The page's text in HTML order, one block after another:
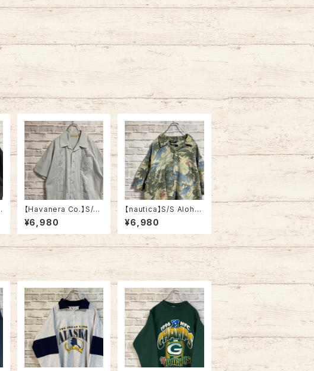
【Havanera Co.】S/S
Cuba Shirt L相当 キュ
ーバシャツ 刺繍 四つポ
ケット オープンカラーシ
ャツ 開襟シャツ ライト
ブルー アメリカ USA
¥6,980
【nautica】S/S Aloha
Shirt L 90s vintage
ノーティカ オールドノー
ティカ ヴィンテージ ア
ロハシャツ 総柄シャツ
半袖シャツ ビーチ ボタ
ニカル リネンレーヨン
混 アメリカ USA 古着
¥6,980